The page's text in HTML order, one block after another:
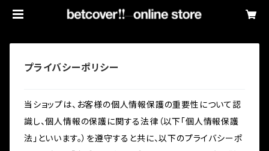
プライバシーポリシー
当ショップは、お客様の個人情報保護の重要性について認
識し、個人情報の保護に関する法律（以下「個人情報保護
法」といいます。）を遵守すると共に、以下のプライバシーポ